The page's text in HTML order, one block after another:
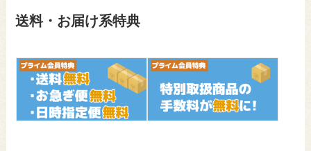
送料・お届け系特典